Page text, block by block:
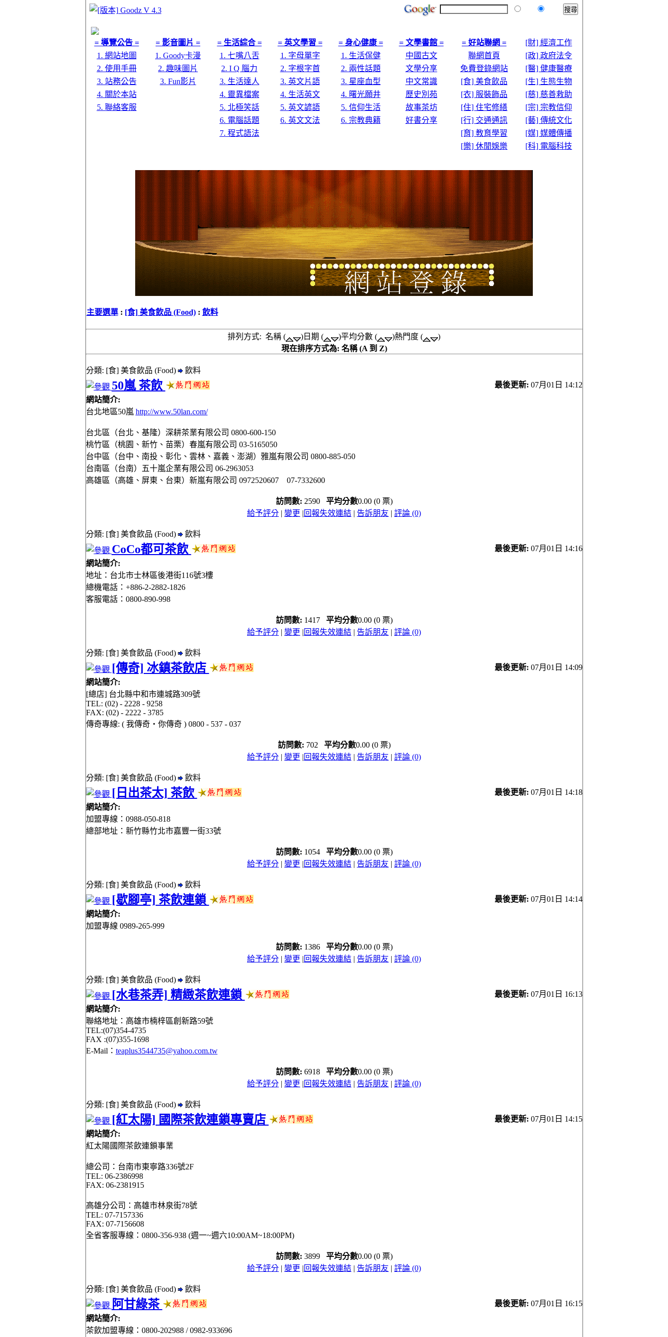
= 導覽公告 = = 影音圖片 = = 生活綜合 = = 英文學習 = = 身心健康 = = 文學書館 = = 好站聯網 =
[財] 經濟工作
1. 網站地圖
1. Goody卡漫 1. 七嘴八舌 1. 字母單字 1. 生活保健 中國古文 聯網首頁
[政] 政府法令
2. 使用手冊
2. 趣味圖片 2. I Q 腦力 2. 字根字首 2. 兩性話題 文學分享 免費登錄網站
[醫] 健康醫療
3. 站務公告
3. Fun影片 3. 生活達人 3. 英文片語 3. 星座血型 中文常識 [食] 美食飲品
[生] 生態生物
4. 關於本站
4. 靈異檔案 4. 生活英文 4. 曙光願井 歷史別苑 [衣] 服裝飾品
[慈] 慈善救助
5. 聯絡客服
5. 北極笑話 5. 英文諺語 5. 信仰生活 故事茶坊 [住] 住宅修繕
[宗] 宗教信仰
6. 電腦話題
6. 英文文法 6. 宗教典籍 好書分享 [行] 交通通訊
[藝] 傳統文化
7. 程式語法
[育] 教育學習
[媒] 媒體傳播
[樂] 休閒娛樂
[科] 電腦科技
主要選單: [食] 美食飲品 (Food): 飲料
排列方式: 名稱 ( )日期 ( )平均分數 ( )熱門度 (
)
現在排序方式為: 名稱 (A 到 Z)
分類: [食] 美食飲品 (Food) 飲料
50嵐 茶飲 最後更新: 07月01日 14:12
網站簡介:
台北地區50嵐 http://www.50lan.com/
台北區（台北、基隆）深耕茶業有限公司 0800-600-150
桃竹區（桃園、新竹、苗栗）春嵐有限公司 03-5165050
台中區（台中、南投、彰化、雲林、嘉義、澎湖）雅嵐有限公司 0800-885-050
台南區（台南）五十嵐企業有限公司 06-2963053
高雄區（高雄、屏東、台東）新嵐有限公司 0972520607 07-7332600
訪問數: 2590 平均分數0.00 (0 票)
給予評分 | 變更 |回報失效連結 | 告訴朋友 | 評論 (0)
分類: [食] 美食飲品 (Food) 飲料
CoCo都可茶飲 最後更新: 07月01日 14:16
網站簡介:
地址：台北市士林區後港街116號3樓
總機電話：+886-2-2882-1826
客服電話：0800-890-998
訪問數: 1417 平均分數0.00 (0 票)
給予評分 | 變更 |回報失效連結 | 告訴朋友 | 評論 (0)
分類: [食] 美食飲品 (Food) 飲料
[傳奇] 冰鎮茶飲店 最後更新: 07月01日 14:09
網站簡介:
[總店] 台北縣中和市連城路309號
TEL: (02) - 2228 - 9258
FAX: (02) - 2222 - 3785
傳奇專線: ( 我傳奇‧你傳奇 ) 0800 - 537 - 037
訪問數: 702 平均分數0.00 (0 票)
給予評分 | 變更 |回報失效連結 | 告訴朋友 | 評論 (0)
分類: [食] 美食飲品 (Food) 飲料
[日出茶太] 茶飲 最後更新: 07月01日 14:18
網站簡介:
加盟專線：0988-050-818
總部地址：新竹縣竹北市嘉豐一街33號
訪問數: 1054 平均分數0.00 (0 票)
給予評分 | 變更 |回報失效連結 | 告訴朋友 | 評論 (0)
分類: [食] 美食飲品 (Food) 飲料
[歇腳亭] 茶飲連鎖 最後更新: 07月01日 14:14
網站簡介:
加盟專線 0989-265-999
訪問數: 1386 平均分數0.00 (0 票)
給予評分 | 變更 |回報失效連結 | 告訴朋友 | 評論 (0)
分類: [食] 美食飲品 (Food) 飲料
[水巷茶弄] 精緻茶飲連鎖 最後更新: 07月01日 16:13
網站簡介:
聯絡地址：高雄市楠梓區創新路59號
TEL:(07)354-4735
FAX :(07)355-1698
E-Mail： teaplus3544735@yahoo.com.tw
訪問數: 6918 平均分數0.00 (0 票)
給予評分 | 變更 |回報失效連結 | 告訴朋友 | 評論 (0)
分類: [食] 美食飲品 (Food) 飲料
[紅太陽] 國際茶飲連鎖專賣店 最後更新: 07月01日 14:15
網站簡介:
紅太陽國際茶飲連鎖事業
總公司：台南市東寧路336號2F
TEL: 06-2386998
FAX: 06-2381915
高雄分公司：高雄市林泉街78號
TEL: 07-7157336
FAX: 07-7156608
全省客服專線：0800-356-938 (週一~週六10:00AM~18:00PM)
訪問數: 3899 平均分數0.00 (0 票)
給予評分 | 變更 |回報失效連結 | 告訴朋友 | 評論 (0)
分類: [食] 美食飲品 (Food) 飲料
阿甘綠茶 最後更新: 07月01日 16:15
網站簡介:
茶飲加盟專線：0800-202988 / 0982-933696